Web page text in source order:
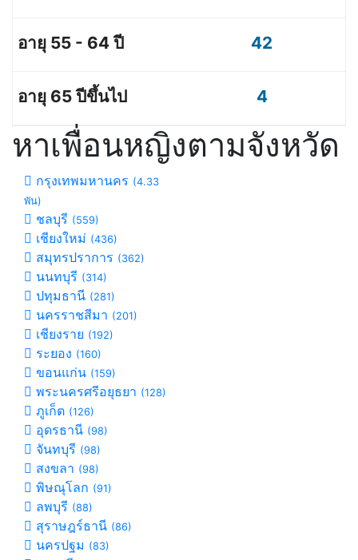
42
4
หาเพื่อนหญิงตามจังหวัด
กรุงเทพมหานคร (4.33
พัน)
ชลบุรี (559)
เชียงใหม่ (436)
สมุทรปราการ (362)
นนทบุรี (314)
ปทุมธานี (281)
นครราชสีมา (201)
เชียงราย (192)
ระยอง (160)
ขอนแก่น (159)
พระนครศรีอยุธยา (128)
ภูเก็ต (126)
อุดรธานี (98)
จันทบุรี (98)
สงขลา (98)
พิษณุโลก (91)
ลพบุรี (88)
สุราษฎร์ธานี (86)
นครปฐม (83)